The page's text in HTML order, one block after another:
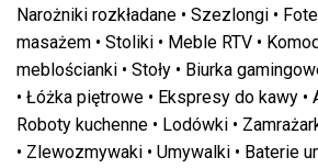
Narożniki rozkładane • Szezlongi •
masażem • Stoliki • Meble RTV •
meblościanki • Stoły • Biurka
• Łóżka piętrowe • Ekspresy do kawy •
Roboty kuchenne • Lodówki •
• Zlewozmywaki • Umywalki • Baterie